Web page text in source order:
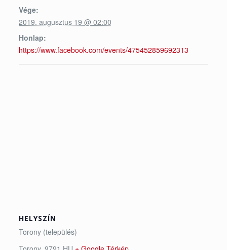
Vége:
2019. augusztus 19 @ 02:00
Honlap:
https://www.facebook.com/events/475452859692313
HELYSZÍN
Torony (település)